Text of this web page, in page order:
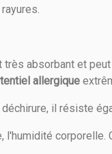
très absorbant et
allergique
il résiste